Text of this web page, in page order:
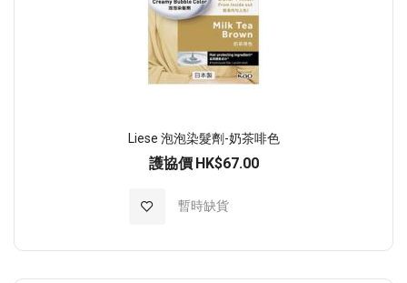
Liese 泡泡染髮劑-奶茶啡色
護協價 HK$67.00
暫時缺貨
加入至願望清單